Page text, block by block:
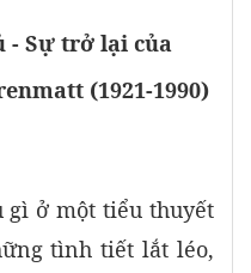
- Sự trở lại của
(1921-1990)
gì ở một tiểu thuyết
tình tiết lắt léo,